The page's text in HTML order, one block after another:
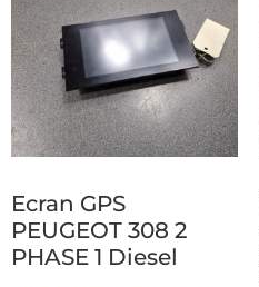
Ecran GPS
PEUGEOT 308 2
PHASE 1 Diesel